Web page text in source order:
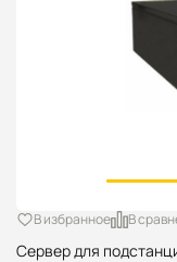
Сервер для
В избранное В